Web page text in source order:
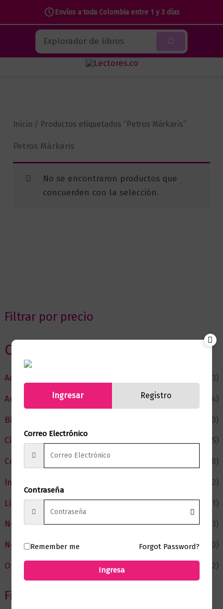
Envíos a toda Colombia entre 1 y 3 días
contenido
Buscar
Filtrar por precio
Categorias
Actualidad
(53)
Autor del Mes
(4)
Bienestar
(230)
Ciencia y Conocimiento
(75)
Cómic y Fantasía
(88)
Infantil y Juvenil
(212)
Literatura
(371)
Negocios
(43)
Novedades
(110)
Ofertas
(12)
Filtrar por Autor
Inicio / Productos etiquetados “Petros Márkaris”
Petros Márkaris
No se encontraron productos que
concuerden con la selección.
Ingresar Registro
Correo Electrónico
Contraseña
Remember me Forgot Password?
Ingresa